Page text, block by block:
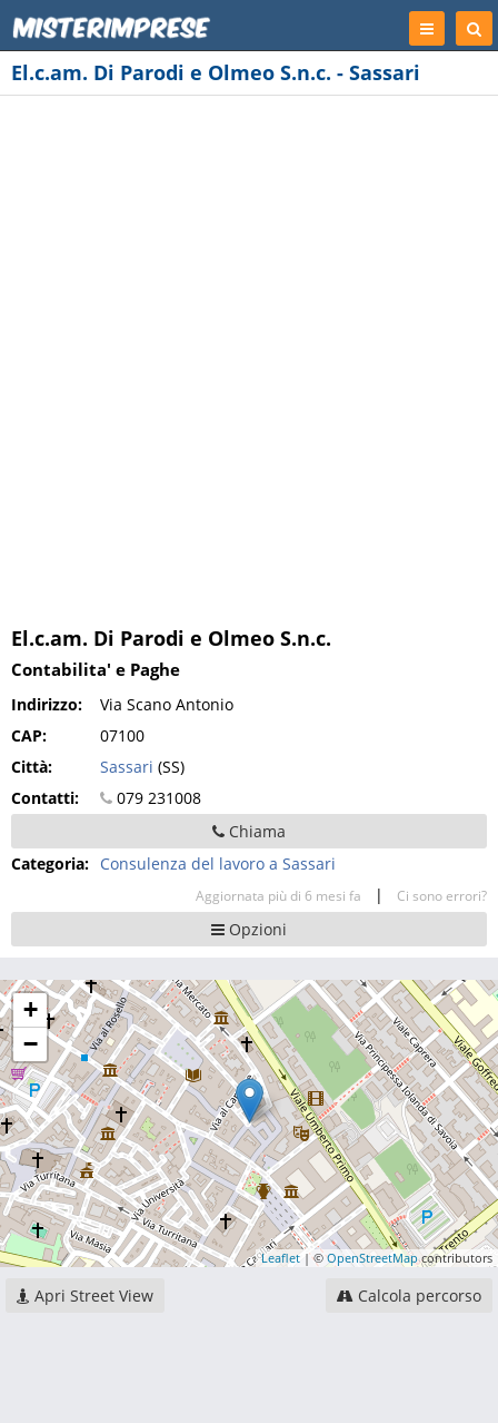
Registrati
El.c.am. Di Parodi e Olmeo S.n.c. - Sassari
El.c.am. Di Parodi e Olmeo S.n.c.
Contabilita' e Paghe
Indirizzo:
Via Scano Antonio
CAP:
07100
Città:
Sassari (SS)
Contatti:
079 231008
Chiama
Categoria: Consulenza del lavoro a Sassari
Aggiornata più di 6 mesi fa | Ci sono errori?
Opzioni
+
−
Leaflet | ©OpenStreetMapcontributors
Apri Street View Calcola percorso